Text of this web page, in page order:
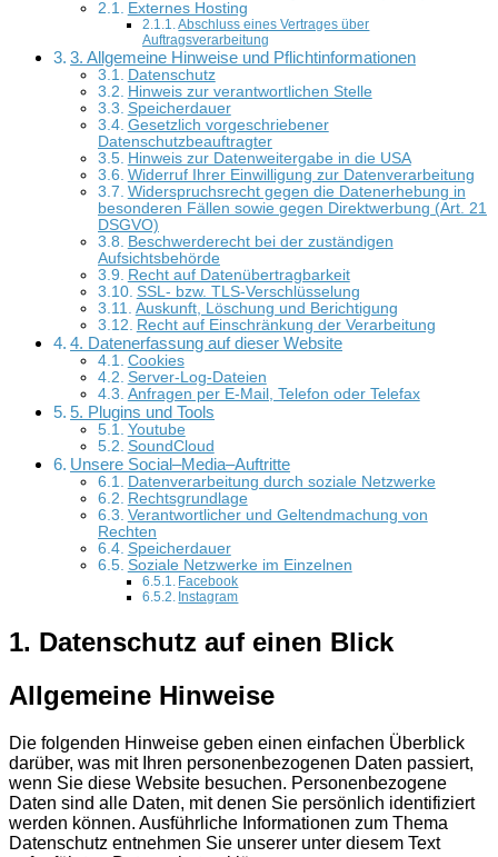
Externes Hosting
Abschluss eines Vertrages über
Auftragsverarbeitung
3. Allgemeine Hinweise und Pflichtinformationen
Datenschutz
Hinweis zur verantwortlichen Stelle
Speicherdauer
Gesetzlich vorgeschriebener
Datenschutzbeauftragter
Hinweis zur Datenweitergabe in die USA
Widerruf Ihrer Einwilligung zur Datenverarbeitung
Widerspruchsrecht gegen die Datenerhebung in
besonderen Fällen sowie gegen Direktwerbung (Art. 21
DSGVO)
Beschwerderecht bei der zuständigen
Aufsichtsbehörde
Recht auf Datenübertragbarkeit
SSL- bzw. TLS-Verschlüsselung
Auskunft, Löschung und Berichtigung
Recht auf Einschränkung der Verarbeitung
4. Datenerfassung auf dieser Website
Cookies
Server-Log-Dateien
Anfragen per E-Mail, Telefon oder Telefax
5. Plugins und Tools
Youtube
SoundCloud
Unsere Social–Media–Auftritte
Datenverarbeitung durch soziale Netzwerke
Rechtsgrundlage
Verantwortlicher und Geltendmachung von
Rechten
Speicherdauer
Soziale Netzwerke im Einzelnen
Facebook
Instagram
1. Datenschutz auf einen Blick
Allgemeine Hinweise
Die folgenden Hinweise geben einen einfachen Überblick
darüber, was mit Ihren personenbezogenen Daten passiert,
wenn Sie diese Website besuchen. Personenbezogene
Daten sind alle Daten, mit denen Sie persönlich identifiziert
werden können. Ausführliche Informationen zum Thema
Datenschutz entnehmen Sie unserer unter diesem Text